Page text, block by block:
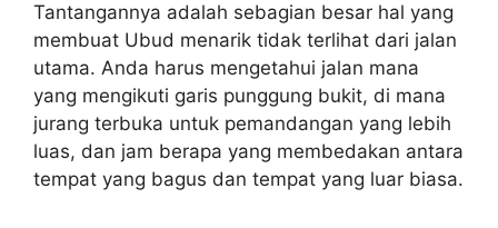
Tantangannya adalah sebagian besar hal yang
membuat Ubud menarik tidak terlihat dari jalan
utama. Anda harus mengetahui jalan mana
yang mengikuti garis punggung bukit, di mana
jurang terbuka untuk pemandangan yang lebih
luas, dan jam berapa yang membedakan antara
tempat yang bagus dan tempat yang luar biasa.